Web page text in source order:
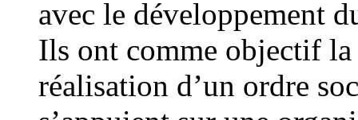
avec le développement
Ils ont comme objectif
réalisation d’un ordre